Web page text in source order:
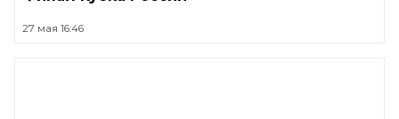
27 мая 16:46